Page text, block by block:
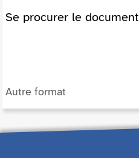
Se procurer le document
Autre format